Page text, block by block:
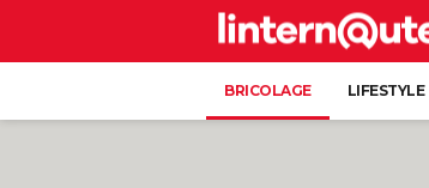
BRICOLAGE LIFESTYLE